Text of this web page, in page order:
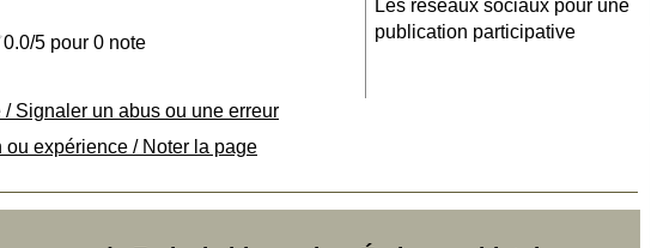
0.0/5 pour 0 note
Signaler un abus ou une erreur
ou expérience / Noter la page
Les réseaux sociaux pour une
publication participative